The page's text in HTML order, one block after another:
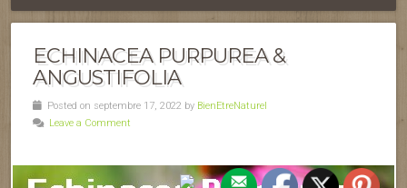
ECHINACEA PURPUREA &
ANGUSTIFOLIA
Posted on septembre 17, 2022 by BienEtreNaturel
Leave a Comment